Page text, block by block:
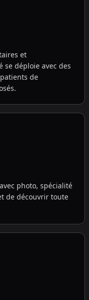
et
se déploie avec des
de
photo, spécialité
de découvrir toute